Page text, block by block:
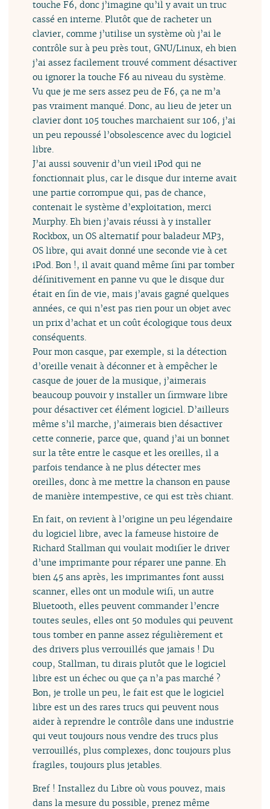
touche F6, donc j’imagine qu’il y avait un truc
cassé en interne. Plutôt que de racheter un
clavier, comme j’utilise un système où j’ai le
contrôle sur à peu près tout, GNU/Linux, eh bien
j’ai assez facilement trouvé comment désactiver
ou ignorer la touche F6 au niveau du système.
Vu que je me sers assez peu de F6, ça ne m’a
pas vraiment manqué. Donc, au lieu de jeter un
clavier dont 105 touches marchaient sur 106, j’ai
un peu repoussé l’obsolescence avec du logiciel
libre.
J’ai aussi souvenir d’un vieil iPod qui ne
fonctionnait plus, car le disque dur interne avait
une partie corrompue qui, pas de chance,
contenait le système d’exploitation, merci
Murphy. Eh bien j’avais réussi à y installer
Rockbox, un OS alternatif pour baladeur MP3,
OS libre, qui avait donné une seconde vie à cet
iPod. Bon !, il avait quand même fini par tomber
définitivement en panne vu que le disque dur
était en fin de vie, mais j’avais gagné quelques
années, ce qui n’est pas rien pour un objet avec
un prix d’achat et un coût écologique tous deux
conséquents.
Pour mon casque, par exemple, si la détection
d’oreille venait à déconner et à empêcher le
casque de jouer de la musique, j’aimerais
beaucoup pouvoir y installer un firmware libre
pour désactiver cet élément logiciel. D’ailleurs
même s’il marche, j’aimerais bien désactiver
cette connerie, parce que, quand j’ai un bonnet
sur la tête entre le casque et les oreilles, il a
parfois tendance à ne plus détecter mes
oreilles, donc à me mettre la chanson en pause
de manière intempestive, ce qui est très chiant.
En fait, on revient à l’origine un peu légendaire
du logiciel libre, avec la fameuse histoire de
Richard Stallman qui voulait modifier le driver
d’une imprimante pour réparer une panne. Eh
bien 45 ans après, les imprimantes font aussi
scanner, elles ont un module wifi, un autre
Bluetooth, elles peuvent commander l’encre
toutes seules, elles ont 50 modules qui peuvent
tous tomber en panne assez régulièrement et
des drivers plus verrouillés que jamais ! Du
coup, Stallman, tu dirais plutôt que le logiciel
libre est un échec ou que ça n’a pas marché ?
Bon, je trolle un peu, le fait est que le logiciel
libre est un des rares trucs qui peuvent nous
aider à reprendre le contrôle dans une industrie
qui veut toujours nous vendre des trucs plus
verrouillés, plus complexes, donc toujours plus
fragiles, toujours plus jetables.
Bref ! Installez du Libre où vous pouvez, mais
dans la mesure du possible, prenez même